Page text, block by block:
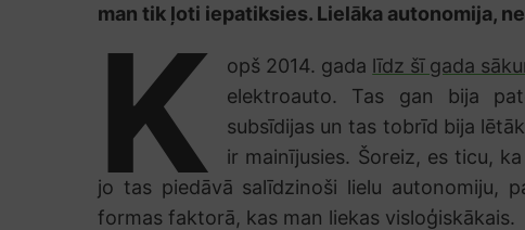
man tik ļoti iepatiksies. Lielāka autonomija,
K opš 2014. gada līdz šī gada
elektroauto. Tas gan bija
subsīdijas un tas tobrīd bija
ir mainījusies. Šoreiz, es ticu,
jo tas piedāvā salīdzinoši lielu autonomiju,
formas faktorā, kas man liekas visloģiskākais.